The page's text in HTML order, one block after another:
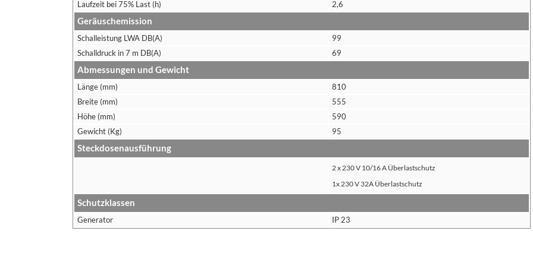
Laufzeit bei 75% Last (h) 2,6
Geräuschemission
Schalleistung LWA DB(A)
99
Schalldruck in 7 m DB(A)
69
Abmessungen und Gewicht
Länge (mm)
810
Breite (mm)
555
Höhe (mm)
590
Gewicht (Kg)
95
Steckdosenausführung
2 x 230 V 10/16 A Überlastschutz
1x 230 V 32A Überlastschutz
Schutzklassen
Generator IP 23